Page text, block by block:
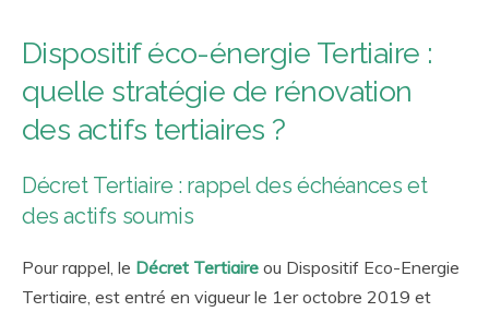
Dispositif éco-énergie Tertiaire :
quelle stratégie de rénovation
des actifs tertiaires ?
Décret Tertiaire : rappel des échéances et
des actifs soumis
Pour rappel, le Décret Tertiaire ou Dispositif Eco-Energie
Tertiaire, est entré en vigueur le 1eroctobre 2019 et